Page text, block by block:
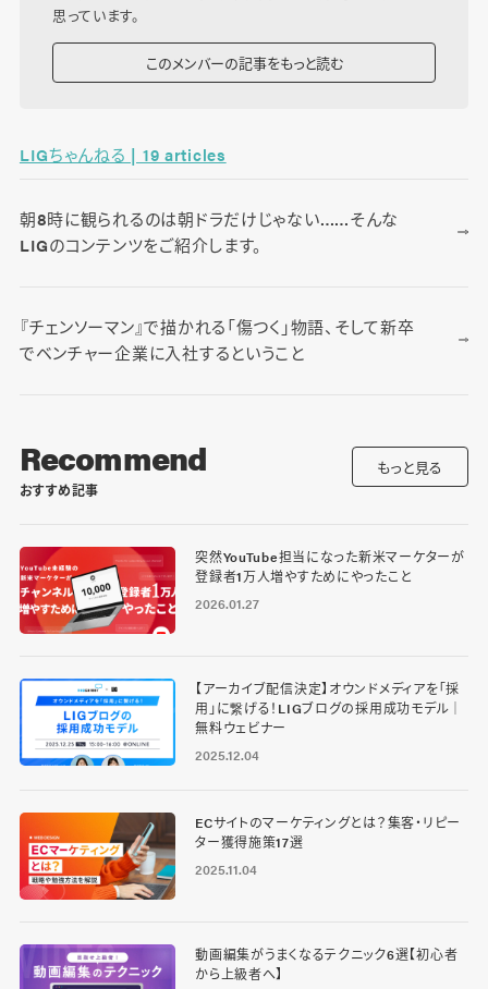
思っています。
このメンバーの記事をもっと読む
LIGちゃんねる | 19 articles
朝8時に観られるのは朝ドラだけじゃない……そんな
LIGのコンテンツをご紹介します。
『チェンソーマン』で描かれる「傷つく」物語、そして新卒
でベンチャー企業に入社するということ
Recommend
おすすめ記事
もっと見る
突然YouTube担当になった新米マーケターが
登録者1万人増やすためにやったこと
2026.01.27
【アーカイブ配信決定】オウンドメディアを「採
用」に繋げる！LIGブログの採用成功モデル｜
無料ウェビナー
2025.12.04
ECサイトのマーケティングとは？集客・リピー
ター獲得施策17選
2025.11.04
動画編集がうまくなるテクニック6選【初心者
から上級者へ】